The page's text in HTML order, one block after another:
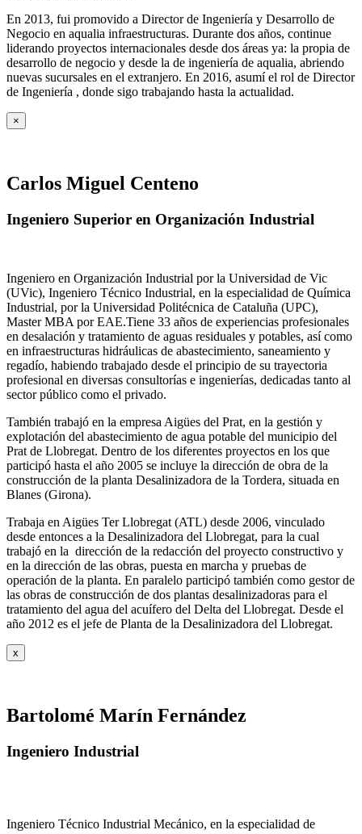
En 2013, fui promovido a Director de Ingeniería y Desarrollo de
Negocio en aqualia infraestructuras. Durante dos años, continue
liderando proyectos internacionales desde dos áreas ya: la propia de
desarrollo de negocio y desde la de ingeniería de aqualia, abriendo
nuevas sucursales en el extranjero. En 2016, asumí el rol de Director
de Ingeniería , donde sigo trabajando hasta la actualidad.
×
Carlos Miguel Centeno
Ingeniero Superior en Organización Industrial
Ingeniero en Organización Industrial por la Universidad de Vic
(UVic), Ingeniero Técnico Industrial, en la especialidad de Química
Industrial, por la Universidad Politécnica de Cataluña (UPC),
Master MBA por EAE.Tiene 33 años de experiencias profesionales
en desalación y tratamiento de aguas residuales y potables, así como
en infraestructuras hidráulicas de abastecimiento, saneamiento y
regadío, habiendo trabajado desde el principio de su trayectoria
profesional en diversas consultorías e ingenierías, dedicadas tanto al
sector público como el privado.
También trabajó en la empresa Aigües del Prat, en la gestión y
explotación del abastecimiento de agua potable del municipio del
Prat de Llobregat. Dentro de los diferentes proyectos en los que
participó hasta el año 2005 se incluye la dirección de obra de la
construcción de la planta Desalinizadora de la Tordera, situada en
Blanes (Girona).
Trabaja en Aigües Ter Llobregat (ATL) desde 2006, vinculado
desde entonces a la Desalinizadora del Llobregat, para la cual
trabajó en la dirección de la redacción del proyecto constructivo y
en la dirección de las obras, puesta en marcha y pruebas de
operación de la planta. En paralelo participó también como gestor de
las obras de construcción de dos plantas desalinizadoras para el
tratamiento del agua del acuífero del Delta del Llobregat. Desde el
año 2012 es el jefe de Planta de la Desalinizadora del Llobregat.
x
Bartolomé Marín Fernández
Ingeniero Industrial
Ingeniero Técnico Industrial Mecánico, en la especialidad de